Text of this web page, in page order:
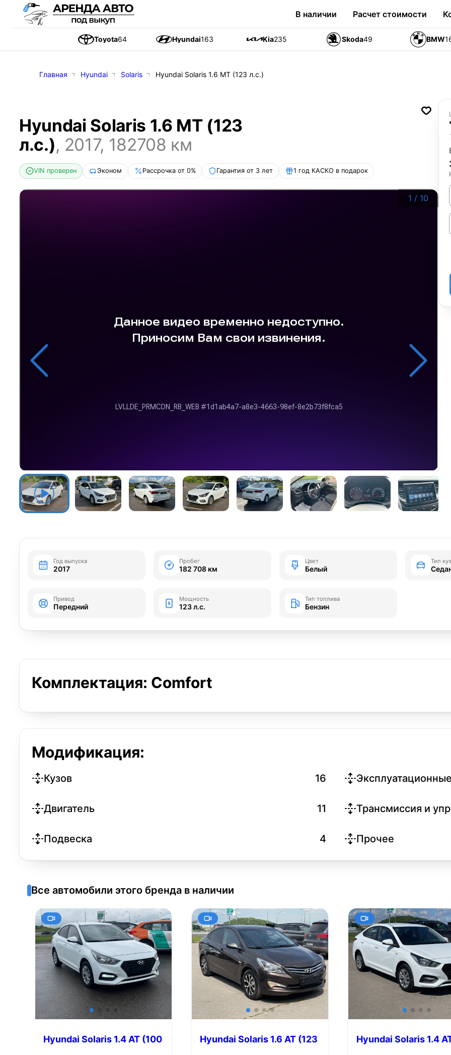
В наличии Расчет стоимости
Toyota64 Hyundai163 Kia235 Skoda49 BMW
Главная Hyundai Solaris Hyundai Solaris 1.6 MT (123 л.с.)
Hyundai Solaris 1.6 MT (123
л.с.), 2017, 182708 км
VIN проверен Эконом Рассрочка от 0% Гарантия от 3 лет 1 год КАСКО в подарок
1 / 10
Год выпуска
2017
Пробег
182 708 км
Цвет
Белый
Тип
Привод
Передний
Мощность
123 л.с.
Тип топлива
Бензин
Комплектация: Comfort
Модификация:
Кузов 16
Двигатель 11 Трансмиссия и
Подвеска 4 Прочее
Все автомобили этого бренда в наличии
Hyundai Solaris 1.4 AT (100
Hyundai Solaris 1.6 AT (123
Hyundai Solaris 1.4